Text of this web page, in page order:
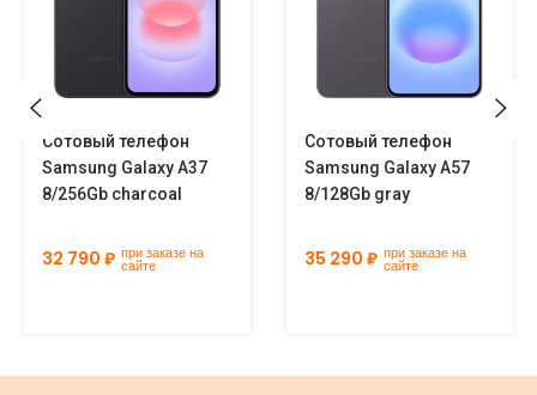
Сотовый телефон
Samsung Galaxy A37
8/256Gb charcoal
32 790 ₽ при заказе на
сайте
Сотовый телефон
Samsung Galaxy A57
8/128Gb gray
35 290 ₽ при заказе на
сайте